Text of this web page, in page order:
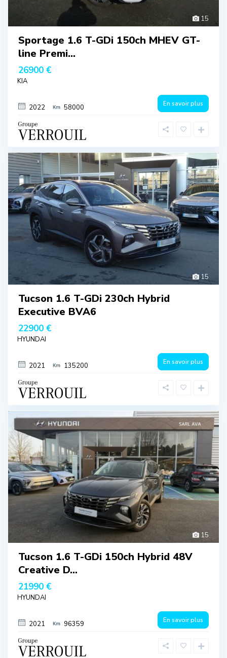
15
Sportage 1.6 T-GDi 150ch MHEV GT-
line Premi...
26900 €
KIA
2022 58000 En savoir plus
15
Tucson 1.6 T-GDi 230ch Hybrid
Executive BVA6
22900 €
HYUNDAI
2021 135200 En savoir plus
15
Tucson 1.6 T-GDi 150ch Hybrid 48V
Creative D...
21990 €
HYUNDAI
2021 96359 En savoir plus